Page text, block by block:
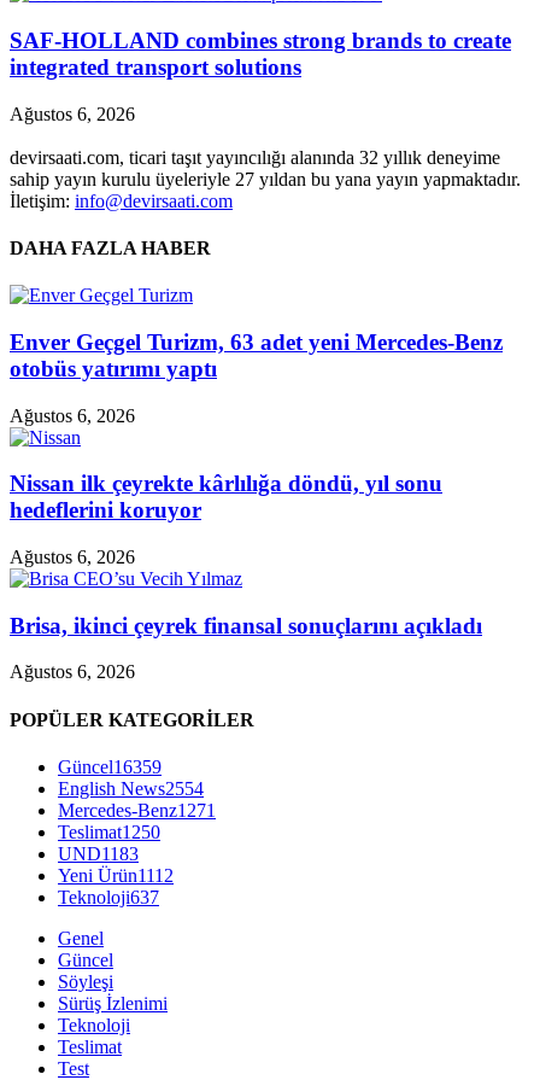
SAF-HOLLAND combines strong brands to create
integrated transport solutions
Ağustos 6, 2026
devirsaati.com, ticari taşıt yayıncılığı alanında 32 yıllık deneyime
sahip yayın kurulu üyeleriyle 27 yıldan bu yana yayın yapmaktadır.
İletişim: info@devirsaati.com
DAHA FAZLA HABER
Enver Geçgel Turizm, 63 adet yeni Mercedes-Benz
otobüs yatırımı yaptı
Ağustos 6, 2026
Nissan ilk çeyrekte kârlılığa döndü, yıl sonu
hedeflerini koruyor
Ağustos 6, 2026
Brisa, ikinci çeyrek finansal sonuçlarını açıkladı
Ağustos 6, 2026
POPÜLER KATEGORİLER
Güncel16359
English News2554
Mercedes-Benz1271
Teslimat1250
UND1183
Yeni Ürün1112
Teknoloji637
Genel
Güncel
Söyleşi
Sürüş İzlenimi
Teknoloji
Teslimat
Test